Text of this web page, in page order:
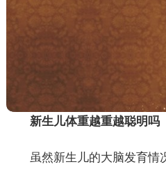
新生儿体重越重越聪明吗
虽然新生儿的大脑发育情